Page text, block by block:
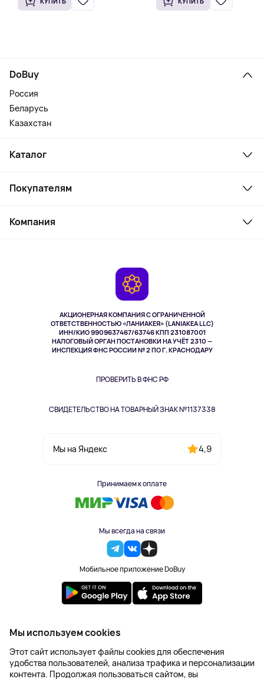
АКЦИОНЕРНАЯ КОМПАНИЯ С ОГРАНИЧЕННОЙ
ОТВЕТСТВЕННОСТЬЮ «ЛАНИАКЕЯ» (LANIAKEA LLC)
ИНН/КИО 9909637467/63746 КПП 231087001
НАЛОГОВЫЙ ОРГАН ПОСТАНОВКИ НА УЧЁТ 2310 —
ИНСПЕКЦИЯ ФНС РОССИИ № 2 ПО Г. КРАСНОДАРУ
ПРОВЕРИТЬ В ФНС РФ
СВИДЕТЕЛЬСТВО НА ТОВАРНЫЙ ЗНАК №1137338
Мы на Яндекс 4,9
Принимаем к оплате
Мы всегда на связи
Мобильное приложение DoBuy
DoBuy
Россия
Беларусь
Казахстан
Каталог
Ноутбуки, мониторы, VR
Косметика и уход
Здоровье питомцев
Одежда и аксессуары
Покупателям
Как заказать
Компания
2023-2026 © DoBuy. Все права защищены
Правила обработки персональных данных
Пользовательское соглашение
Оферта
Создание сайта – NetLab
Мы используем cookies
Этот сайт использует файлы cookies для обеспечения
удобства пользователей, анализа трафика и персонализации
контента. Продолжая пользоваться сайтом, вы